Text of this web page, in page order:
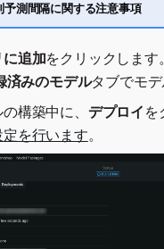
予測間隔に関する注意事項
に追加をクリックします
済みのモデルタブでモデ
構築中に、 デプロイ を
を行います。